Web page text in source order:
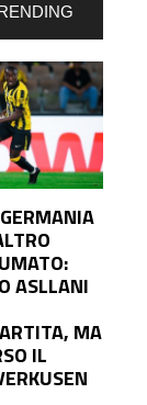
ASLLANI
MA
IL